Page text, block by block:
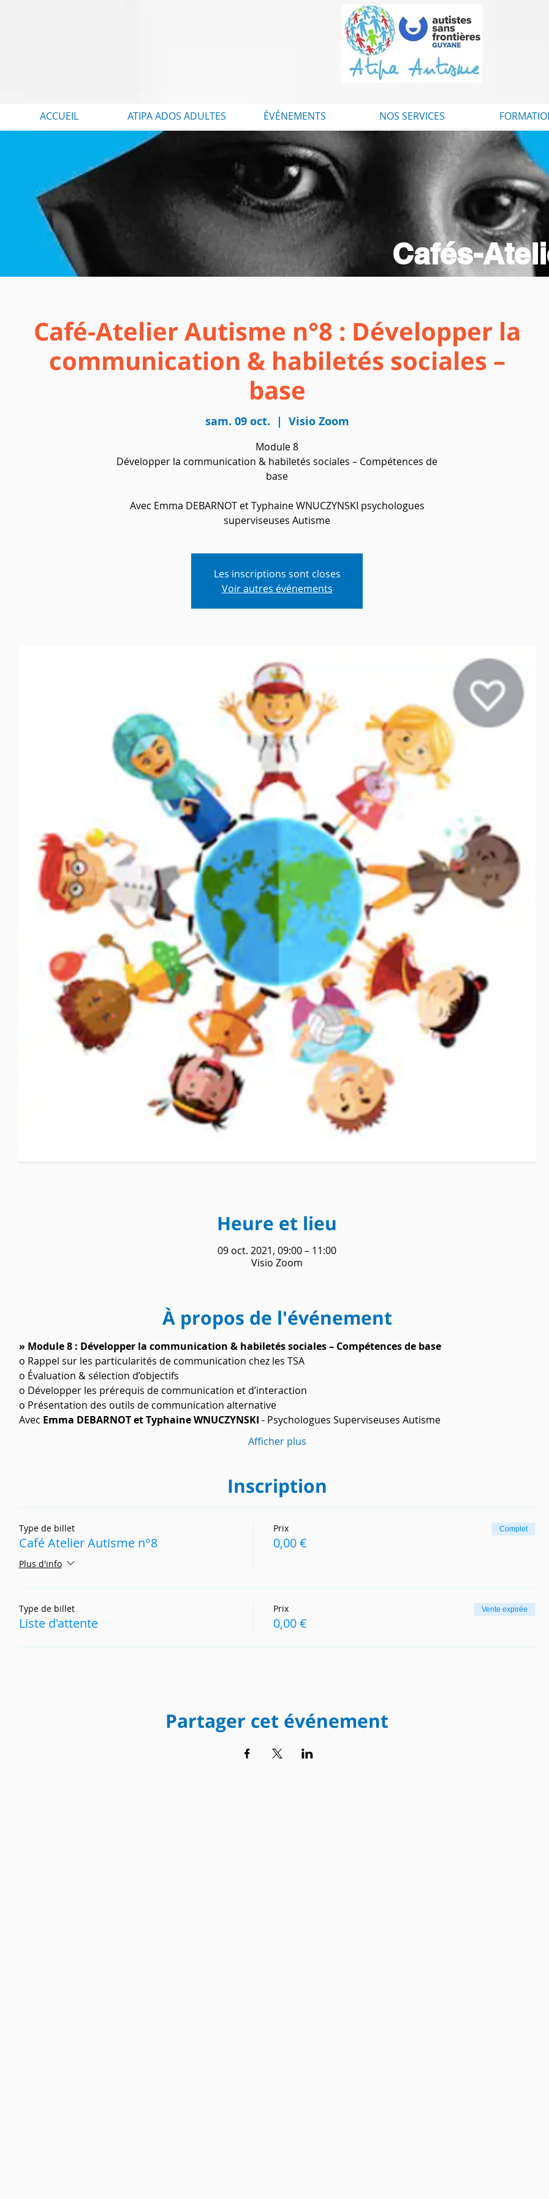
ACCUEIL ATIPA ADOS ADULTES ÉVÉNEMENTS NOS SERVICES
Cafés-
Café-Atelier Autisme n°8 : Développer la
communication & habiletés sociales –
base
sam. 09 oct.
  |
Visio Zoom
Module 8
Développer la communication & habiletés sociales – Compétences de
base
Avec Emma DEBARNOT et Typhaine WNUCZYNSKI psychologues
superviseuses Autisme
Les inscriptions sont closes
Voir autres événements
Heure et lieu
09 oct. 2021, 09:00 – 11:00
Visio Zoom
À propos de l'événement
» Module 8 : Développer la communication & habiletés sociales – Compétences de base
o Rappel sur les particularités de communication chez les TSA
o Évaluation & sélection d’objectifs
o Développer les prérequis de communication et d’interaction
o Présentation des outils de communication alternative
Avec Emma DEBARNOT et Typhaine WNUCZYNSKI - Psychologues Superviseuses Autisme
Afficher plus
Inscription
Type de billet
Café Atelier Autisme n°8
Plus d'info
Prix
0,00 €
Complet
Type de billet
Liste d'attente
Prix
0,00 €
Vente expirée
Partager cet événement